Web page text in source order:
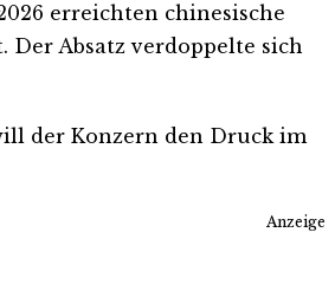
erreichten chinesische
Absatz verdoppelte sich
der Konzern den Druck im
Anzeige